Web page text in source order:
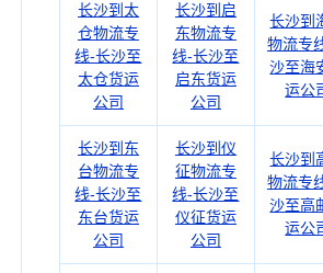
长沙到太
仓物流专
线-长沙至
太仓货运
公司
长沙到启
东物流专
线-长沙至
启东货运
公司
长沙到
物流专
沙至海
运公
长沙到东
台物流专
线-长沙至
东台货运
公司
长沙到仪
征物流专
线-长沙至
仪征货运
公司
长沙到
物流专
沙至高
运公